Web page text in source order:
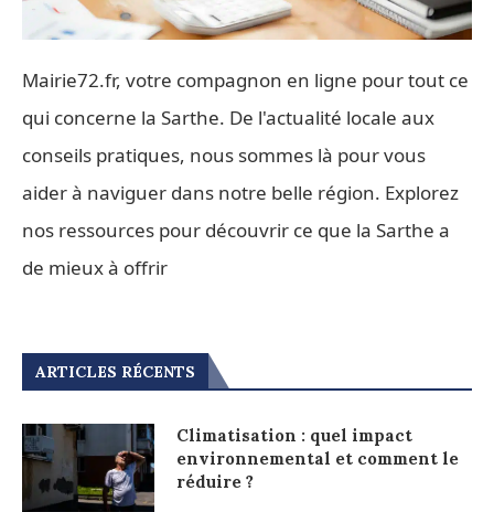
Mairie72.fr, votre compagnon en ligne pour tout ce
qui concerne la Sarthe. De l'actualité locale aux
conseils pratiques, nous sommes là pour vous
aider à naviguer dans notre belle région. Explorez
nos ressources pour découvrir ce que la Sarthe a
de mieux à offrir
ARTICLES RÉCENTS
Climatisation : quel impact
environnemental et comment le
réduire ?